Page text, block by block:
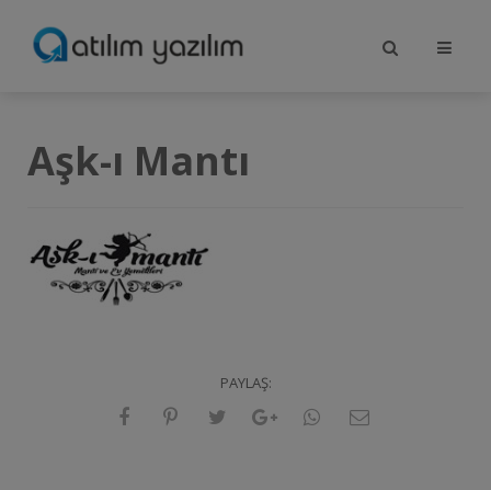
Aşk-ı Mantı
PAYLAŞ: